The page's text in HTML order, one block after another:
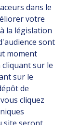
dans le
votre
la législation
sont
moment
sur le
sur le
de
cliquez